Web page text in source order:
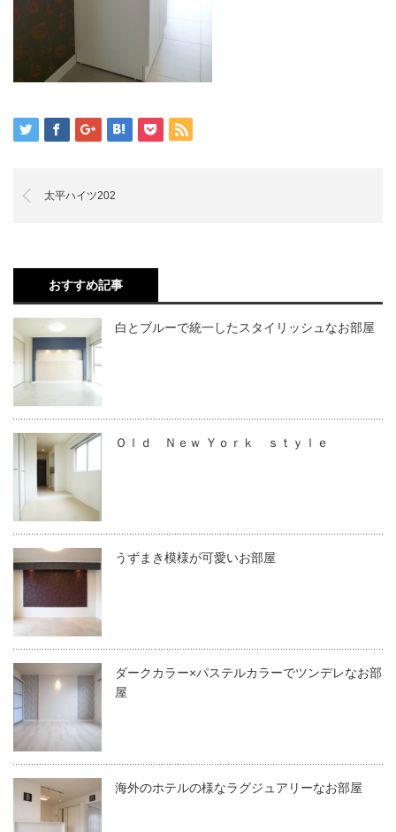
太平ハイツ202
おすすめ記事
白とブルーで統一したスタイリッシュなお部屋
Ｏｌｄ Ｎｅｗ Ｙｏｒｋ ｓｔｙｌｅ
うずまき模様が可愛いお部屋
ダークカラー×パステルカラーでツンデレなお部
屋
海外のホテルの様なラグジュアリーなお部屋